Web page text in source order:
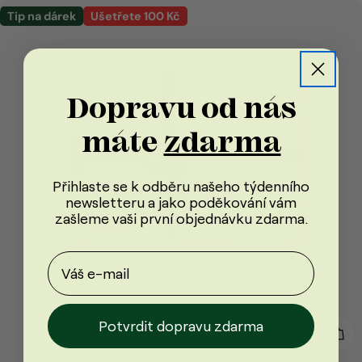
Tip na dárek Ušetřete 100 Kč
Dopravu od nás
máte zdarma
Přihlaste se k odběru našeho týdenního
newsletteru a jako poděkování vám
zašleme vaši první objednávku zdarma.
Potvrdit dopravu zdarma